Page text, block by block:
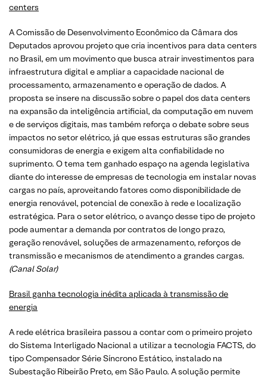
centers
A Comissão de Desenvolvimento Econômico da Câmara dos
Deputados aprovou projeto que cria incentivos para data centers
no Brasil, em um movimento que busca atrair investimentos para
infraestrutura digital e ampliar a capacidade nacional de
processamento, armazenamento e operação de dados. A
proposta se insere na discussão sobre o papel dos data centers
na expansão da inteligência artificial, da computação em nuvem
e de serviços digitais, mas também reforça o debate sobre seus
impactos no setor elétrico, já que essas estruturas são grandes
consumidoras de energia e exigem alta confiabilidade no
suprimento. O tema tem ganhado espaço na agenda legislativa
diante do interesse de empresas de tecnologia em instalar novas
cargas no país, aproveitando fatores como disponibilidade de
energia renovável, potencial de conexão à rede e localização
estratégica. Para o setor elétrico, o avanço desse tipo de projeto
pode aumentar a demanda por contratos de longo prazo,
geração renovável, soluções de armazenamento, reforços de
transmissão e mecanismos de atendimento a grandes cargas.
(Canal Solar)
Brasil ganha tecnologia inédita aplicada à transmissão de
energia
A rede elétrica brasileira passou a contar com o primeiro projeto
do Sistema Interligado Nacional a utilizar a tecnologia FACTS, do
tipo Compensador Série Síncrono Estático, instalado na
Subestação Ribeirão Preto, em São Paulo. A solução permite